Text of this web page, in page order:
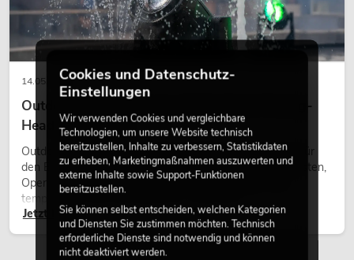
No. 20000745 Artikel nicht mehr verfügbar
14.05.2026
Outdoor Moving-Heads: Wetterfeste Moving-
Heads bei Events
Outdoor Moving-Heads sind bewegliche Scheinwerfer für
den Einsatz im Freien. Sie werden bei Festivals, Stadtfesten,
Open-Air-Konzerten, Architekturinszenierungen und
temporären Außeninstallationen eingesetzt.
Jetzt lesen
Cookies und Datenschutz-
Einstellungen
Wir verwenden Cookies und vergleichbare
Technologien, um unsere Website technisch
bereitzustellen, Inhalte zu verbessern, Statistikdaten
zu erheben, Marketingmaßnahmen auszuwerten und
externe Inhalte sowie Support-Funktionen
bereitzustellen.
Sie können selbst entscheiden, welchen Kategorien
und Diensten Sie zustimmen möchten. Technisch
erforderliche Dienste sind notwendig und können
nicht deaktiviert werden.